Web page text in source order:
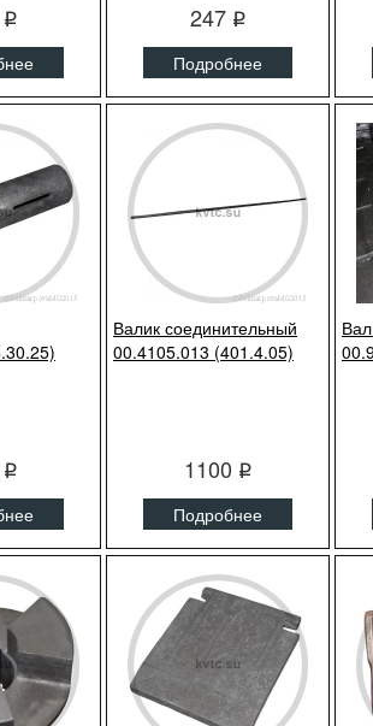
q 247 q
Подробнее
q
Валик соединительный
00.4105.013 (401.4.05)
1100 q
Подробнее